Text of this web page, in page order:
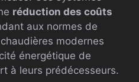
réduction des coûts
aux normes de
modernes
énergétique de
à leurs prédécesseurs.